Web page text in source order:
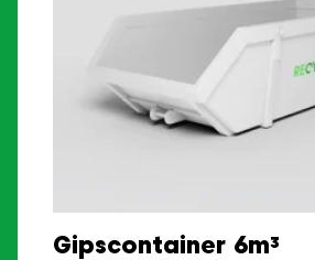
Gipscontainer 6m³